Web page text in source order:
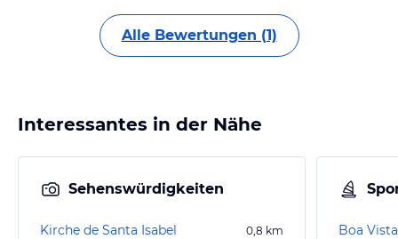
Alle Bewertungen (1)
Interessantes in der Nähe
Sehenswürdigkeiten
Kirche de Santa Isabel 0,8 km Boa